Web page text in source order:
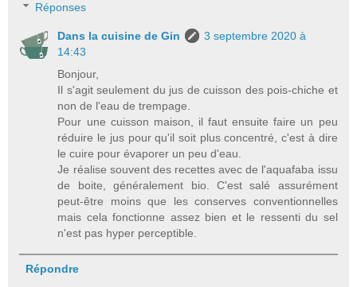
Réponses
Dans la cuisine de Gin
3 septembre 2020 à
14:43
Bonjour,
Il s'agit seulement du jus de cuisson des pois-chiche et
non de l'eau de trempage.
Pour une cuisson maison, il faut ensuite faire un peu
réduire le jus pour qu'il soit plus concentré, c'est à dire
le cuire pour évaporer un peu d'eau.
Je réalise souvent des recettes avec de l'aquafaba issu
de boite, généralement bio. C'est salé assurément
peut-être moins que les conserves conventionnelles
mais cela fonctionne assez bien et le ressenti du sel
n'est pas hyper perceptible.
Répondre